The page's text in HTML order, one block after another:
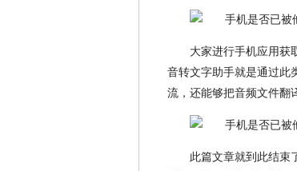
大家进行手机应用获
音转文字助手就是通过此
流，还能够把音频文件翻
此篇文章就到此结束